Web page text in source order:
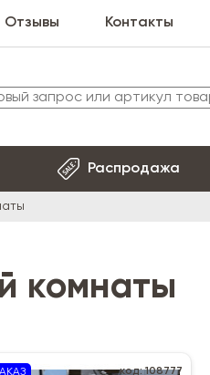
Отзывы Контакты
Распродажа
комнаты
код: 108777